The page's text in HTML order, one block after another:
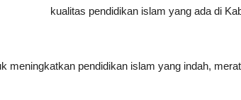
kualitas pendidikan islam yang ada di
meningkatkan pendidikan islam yang indah,